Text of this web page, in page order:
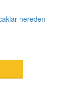
nereden